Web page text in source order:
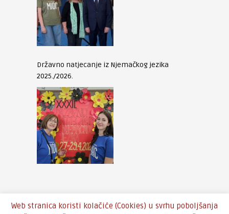
Državno natjecanje iz Njemačkog jezika
2025./2026.
Web stranica koristi kolačiće (Cookies) u svrhu poboljšanja